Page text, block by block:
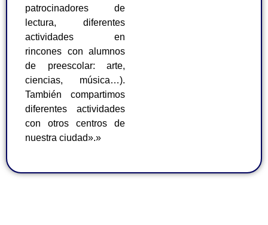
patrocinadores de
lectura, diferentes
actividades en
rincones con alumnos
de preescolar: arte,
ciencias, música…).
También compartimos
diferentes actividades
con otros centros de
nuestra ciudad».»